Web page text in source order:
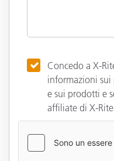
Concedo a X-
informazioni sui
e sui prodotti e
affiliate di X-